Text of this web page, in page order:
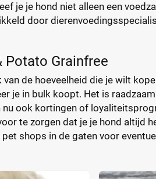
je je hond niet alleen een
door
Potato Grainfree
de hoeveelheid die je wilt
je in bulk koopt. Het is
ook kortingen of
te zorgen dat je je hond altijd
shops in de gaten voor